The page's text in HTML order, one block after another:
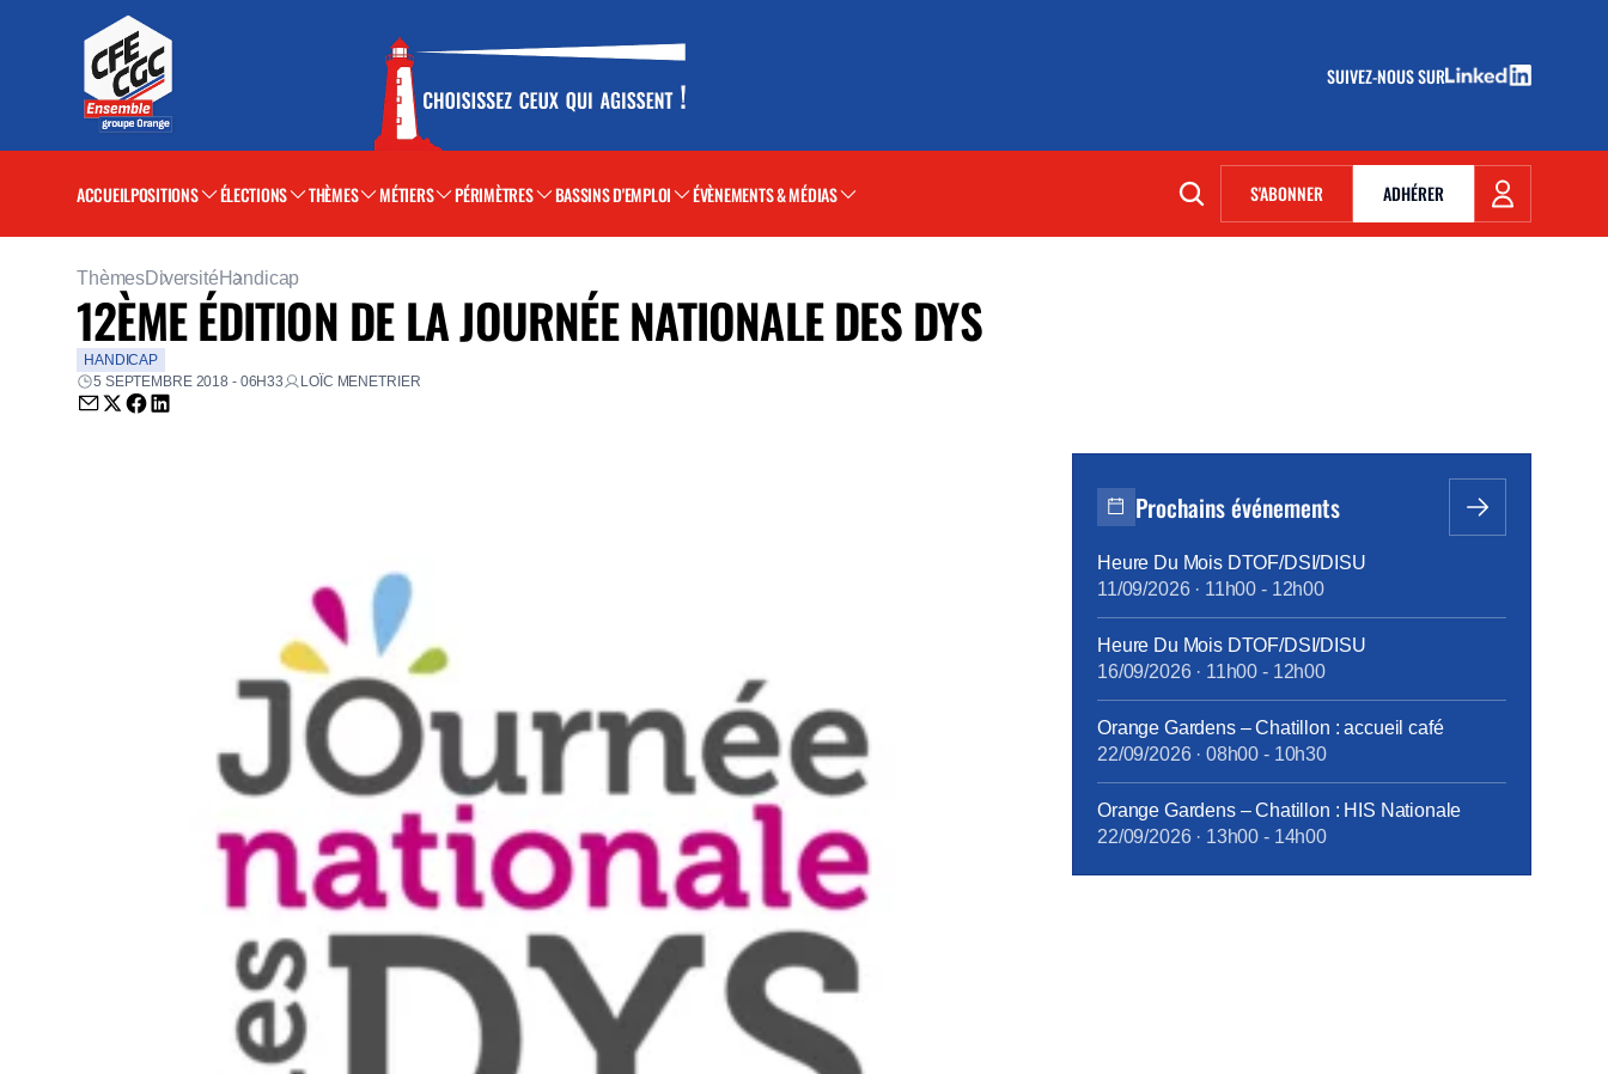
SUIVEZ-NOUS SUR
(NOUVELLE FENÊTRE)
ACCUEILPOSITIONS ÉLECTIONS THÈMES MÉTIERS PÉRIMÈTRES BASSINS D'EMPLOI ÉVÈNEMENTS & MÉDIAS S'ABONNER(NOUVELLE FENÊTRE)
ADHÉRER
ThèmesDiversité Handicap
12ÈME ÉDITION DE LA JOURNÉE NATIONALE DES DYS
HANDICAP
5 SEPTEMBRE 2018 - 06H33
LOÏC MENETRIER
Envoyer par email (nouvelle fenêtre)
Partager sur Twitter (nouvelle fenêtre)
Partager sur Facebook (nouvelle fenêtre)
Partager sur LinkedIn (nouvelle fenêtre)
Prochains événements
Heure Du Mois DTOF/DSI/DISU
11/09/2026· 11h00 - 12h00
Heure Du Mois DTOF/DSI/DISU
16/09/2026· 11h00 - 12h00
Orange Gardens – Chatillon : accueil café
22/09/2026· 08h00 - 10h30
Orange Gardens – Chatillon : HIS Nationale
22/09/2026· 13h00 - 14h00